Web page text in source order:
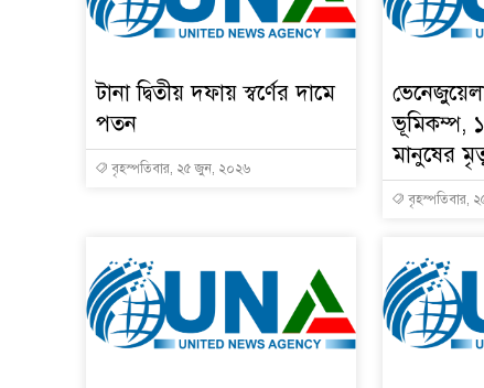
টানা দ্বিতীয় দফায় স্বর্ণের দামে
পতন
বৃহস্পতিবার, ২৫ জুন, ২০২৬
ভূমিকম্প,
মানুষের
বৃহস্পতিবার,